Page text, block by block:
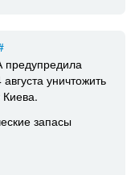
предупредила
уничтожить
Киева.
запасы